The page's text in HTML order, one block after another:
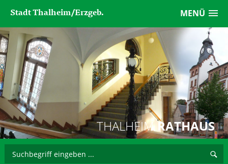
MENÜ
Stadt Thalheim/Erzgeb.
THALHEIMRATHAUS